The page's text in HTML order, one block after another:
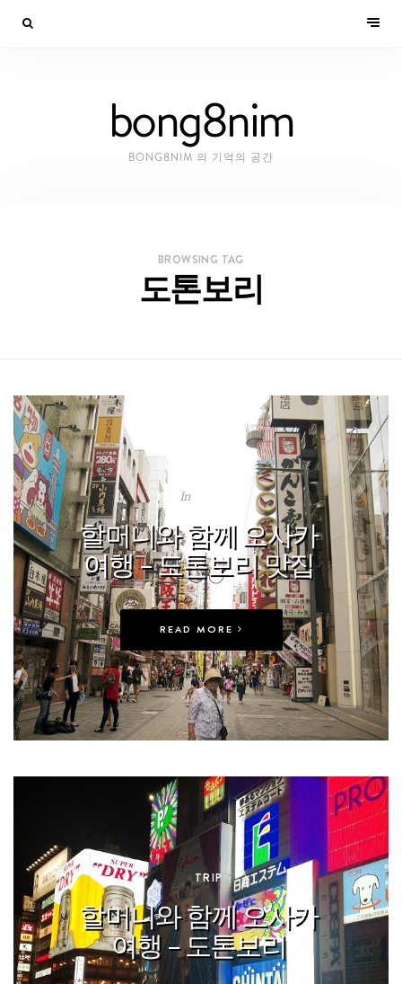
bong8nim
BONG8NIM 의 기억의 공간
BROWSING TAG
도톤보리
In
할머니와 함께 오사카
여행 – 도톤보리 맛집
READ MORE
In TRIP
할머니와 함께 오사카
여행 – 도톤보리